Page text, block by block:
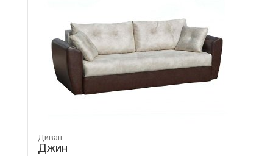
Диван
Джин